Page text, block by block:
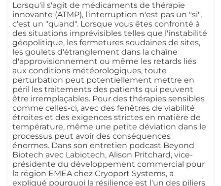
Lorsqu'il s'agit de médicaments de thérapie
innovante (ATMP), l'interruption n'est pas un "si",
c'est un "quand". Lorsque vous êtes confronté à
des situations imprévisibles telles que l'instabilité
géopolitique, les fermetures soudaines de sites,
les goulets d'étranglement dans la chaîne
d'approvisionnement ou même les retards liés
aux conditions météorologiques, toute
perturbation peut potentiellement mettre en
péril les traitements des patients qui peuvent
être irremplaçables. Pour des thérapies sensibles
comme celles-ci, avec des fenêtres de viabilité
étroites et des exigences strictes en matière de
température, même une petite déviation dans le
processus peut avoir des conséquences
énormes. Dans son entretien podcast Beyond
Biotech avec Labiotech, Alison Pritchard, vice-
présidente du développement commercial pour
la région EMEA chez Cryoport Systems, a
expliqué pourquoi la résilience est l'un des piliers